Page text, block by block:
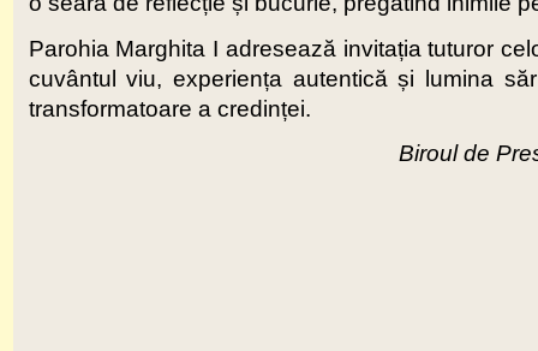
Parohia Marghita I adresează invitația tuturor
cuvântul viu, experiența autentică și lumina
transformatoare a credinței.
Biroul de